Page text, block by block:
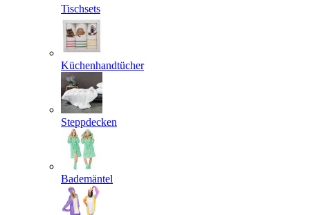
Tischsets
Küchenhandtücher
Steppdecken
Bademäntel